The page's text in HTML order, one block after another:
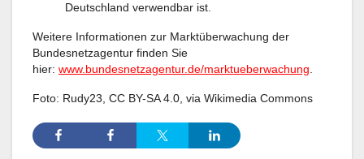
Deutschland verwendbar ist.
Weitere Informationen zur Marktüberwachung der
Bundesnetzagentur finden Sie
hier: www.bundesnetzagentur.de/marktueberwachung.
Foto: Rudy23, CC BY-SA 4.0, via Wikimedia Commons